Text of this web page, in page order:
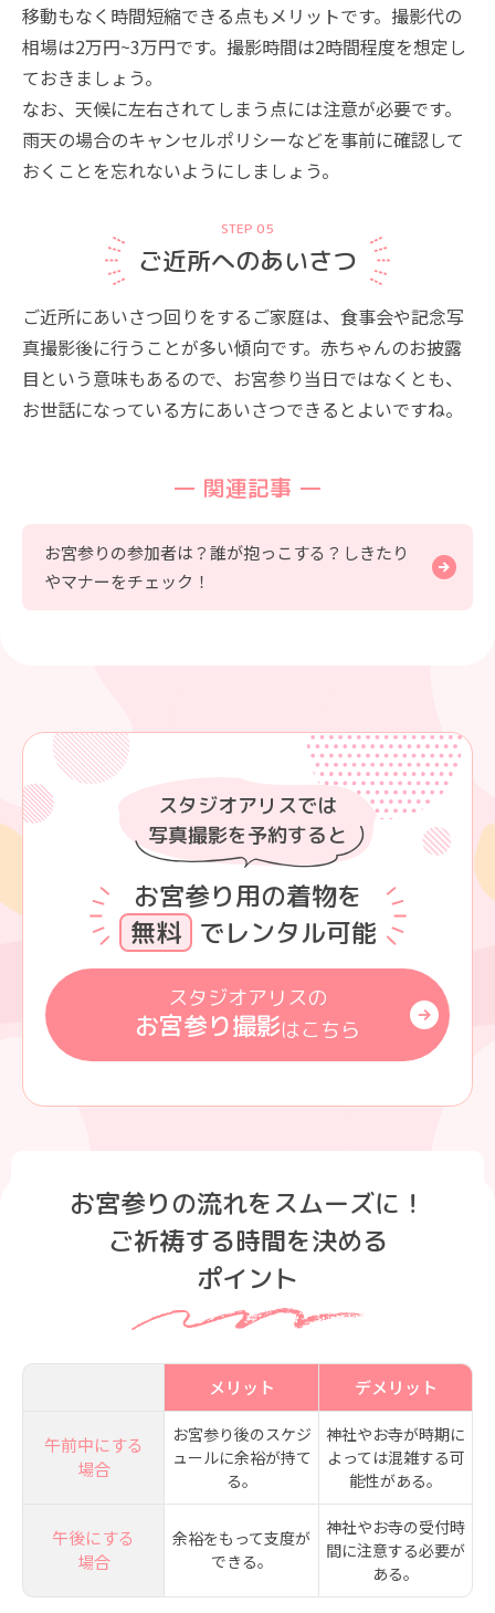
移動もなく時間短縮できる点もメリットです。撮影代の
相場は2万円~3万円です。撮影時間は2時間程度を想定し
ておきましょう。
なお、天候に左右されてしまう点には注意が必要です。
雨天の場合のキャンセルポリシーなどを事前に確認して
おくことを忘れないようにしましょう。
STEP 05
ご近所へのあいさつ
ご近所にあいさつ回りをするご家庭は、食事会や記念写
真撮影後に行うことが多い傾向です。赤ちゃんのお披露
目という意味もあるので、お宮参り当日ではなくとも、
お世話になっている方にあいさつできるとよいですね。
関連記事
お宮参りの参加者は？誰が抱っこする？しきたり
やマナーをチェック！
スタジオアリスでは
写真撮影を予約すると
お宮参り用の着物を
無料 でレンタル可能
スタジオアリスの
お宮参り撮影はこちら
お宮参りの流れをスムーズに！
ご祈祷する時間を決める
ポイント
メリット デメリット
午前中にする
場合
お宮参り後のスケジ
ュールに余裕が持て
る。
神社やお寺が時期に
よっては混雑する可
能性がある。
午後にする
場合
余裕をもって支度が
できる。
神社やお寺の受付時
間に注意する必要が
ある。